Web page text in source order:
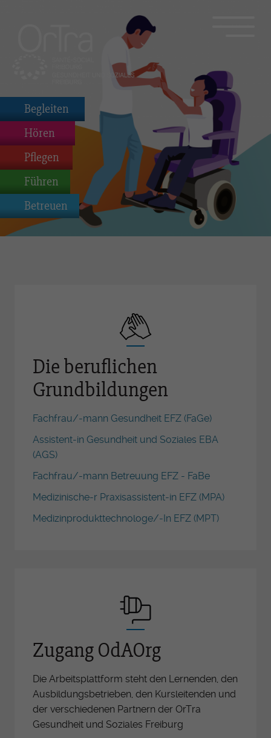
Begleiten
Hören
Pflegen
Führen
Betreuen
Die beruflichen
Grundbildungen
Fachfrau/-mann Gesundheit EFZ (FaGe)
Assistent-in Gesundheit und Soziales EBA
(AGS)
Fachfrau/-mann Betreuung EFZ - FaBe
Medizinische-r Praxisassistent-in EFZ (MPA)
Medizinprodukttechnologe/-In EFZ (MPT)
Zugang OdAOrg
Die Arbeitsplattform steht den Lernenden, den
Ausbildungsbetrieben, den Kursleitenden und
der verschiedenen Partnern der OrTra
Gesundheit und Soziales Freiburg